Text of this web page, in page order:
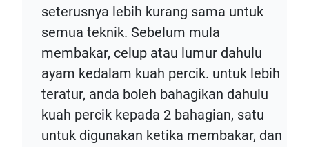
seterusnya lebih kurang sama untuk
semua teknik. Sebelum mula
membakar, celup atau lumur dahulu
ayam kedalam kuah percik. untuk lebih
teratur, anda boleh bahagikan dahulu
kuah percik kepada 2 bahagian, satu
untuk digunakan ketika membakar, dan